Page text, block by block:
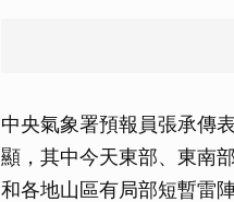
中央氣象署預報員張承傳
顯，其中今天東部、東南
和各地山區有局部短暫雷